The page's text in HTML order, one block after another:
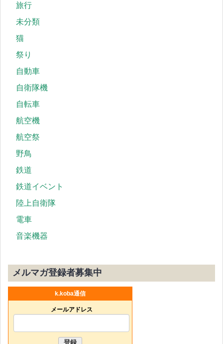
旅行
未分類
猫
祭り
自動車
自衛隊機
自転車
航空機
航空祭
野鳥
鉄道
鉄道イベント
陸上自衛隊
電車
音楽機器
メルマガ登録者募集中
k.koba通信
メールアドレス